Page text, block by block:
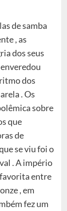
de samba
, as
dos seus
dos
. Os
sobre
que
de
se viu foi o
. A império
favorita entre
, em
fez um